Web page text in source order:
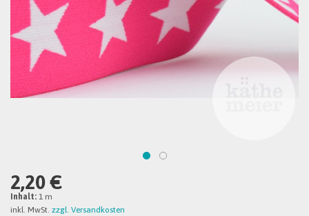
2,20 €
Inhalt: 1 m
inkl. MwSt. zzgl. Versandkosten